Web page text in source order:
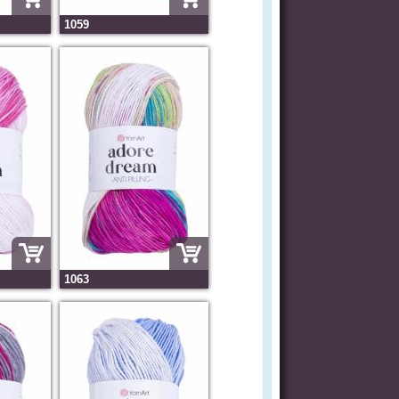
1059
1063